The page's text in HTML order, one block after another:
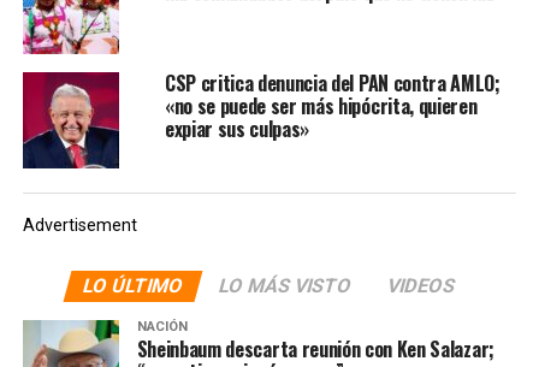
Afirmó que López Obrador está «armando historias
ahora que anda mal» en las encuestas.
El candidato López Obrador ha insistido en que Vicente
Fox, desde la presidencia de la República, hizo todo lo
posible por impedir que compitiera en 2006; que fraguó
CSP critica denuncia del PAN contra AMLO;
«no se puede ser más hipócrita, quieren
expiar sus culpas»
Advertisement
LO ÚLTIMO LO MÁS VISTO VIDEOS
NACIÓN
Sheinbaum descarta reunión con Ken Salazar;